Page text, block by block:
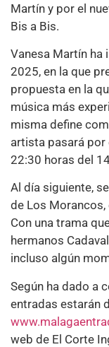
Martín y por el
Bis a Bis.
Vanesa Martín ha
2025, en la que
propuesta en la
música más
misma define
artista pasará por
22:30 horas del
Al día siguiente,
de Los Morancos,
Con una trama
hermanos
incluso algún
Según ha dado a
entradas estarán
web de El Corte